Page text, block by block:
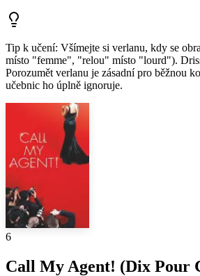
Tip k učení: Všímejte si verlanu, kdy se
místo "femme", "relou" místo "lourd").
Porozumět verlanu je zásadní pro běžnou
učebnic ho úplně ignoruje.
6
Call My Agent! (Dix Pour